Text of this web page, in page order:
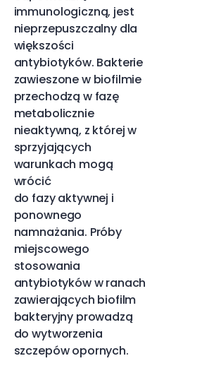
immunologiczną, jest
nieprzepuszczalny dla
większości
antybiotyków. Bakterie
zawieszone w biofilmie
przechodzą w fazę
metabolicznie
nieaktywną, z której w
sprzyjających
warunkach mogą
wrócić
do fazy aktywnej i
ponownego
namnażania. Próby
miejscowego
stosowania
antybiotyków w ranach
zawierających biofilm
bakteryjny prowadzą
do wytworzenia
szczepów opornych.